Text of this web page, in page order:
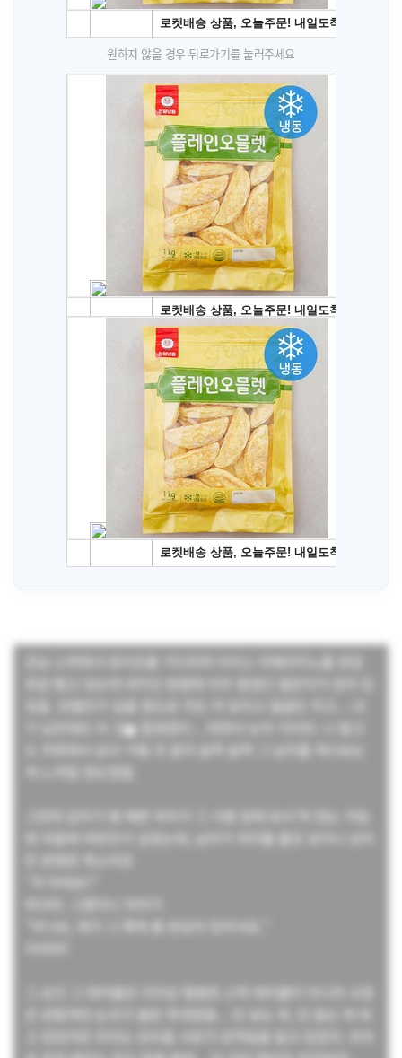
원하지 않을 경우 뒤로가기를 눌러주세요